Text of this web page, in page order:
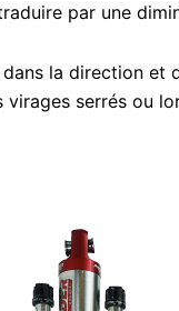
par une
la direction et
serrés ou